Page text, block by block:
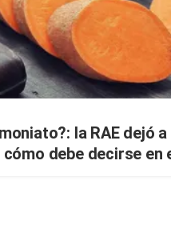
la RAE dejó
debe decirse en